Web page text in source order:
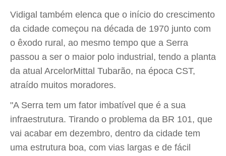
Vidigal também elenca que o início do crescimento
da cidade começou na década de 1970 junto com
o êxodo rural, ao mesmo tempo que a Serra
passou a ser o maior polo industrial, tendo a planta
da atual ArcelorMittal Tubarão, na época CST,
atraído muitos moradores.
"A Serra tem um fator imbatível que é a sua
infraestrutura. Tirando o problema da BR 101, que
vai acabar em dezembro, dentro da cidade tem
uma estrutura boa, com vias largas e de fácil